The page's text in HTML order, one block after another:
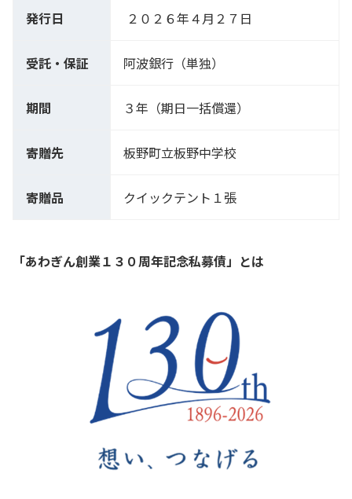
発行日 ２０２６年４月２７日
受託・保証 阿波銀行（単独）
期間 ３年（期日一括償還）
寄贈先 板野町立板野中学校
寄贈品 クイックテント１張
「あわぎん創業１３０周年記念私募債」とは